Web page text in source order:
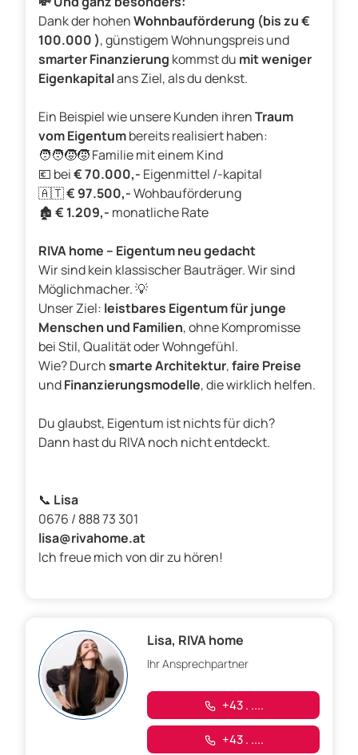
Dank der hohenWohnbauförderung (bis zu €
100.000 ), günstigem Wohnungspreis und
smarter Finanzierung kommst du mit weniger
Eigenkapitalans Ziel, als du denkst.
Ein Beispiel wie unsere Kunden ihrenTraum
vom Eigentumbereits realisiert haben:
🧑‍🧑‍🧒‍🧒 Familie mit einem Kind
💶 bei€ 70.000,- Eigenmittel /-kapital
🇦🇹€ 97.500,-Wohbauförderung
🏚️ € 1.209,- monatliche Rate
RIVA home – Eigentum neu gedacht
Wir sind kein klassischer Bauträger. Wir sind
Möglichmacher. 💡
Unser Ziel: leistbares Eigentum für junge
Menschen und Familien, ohne Kompromisse
bei Stil, Qualität oder Wohngefühl.
Wie? Durchsmarte Architektur,faire Preise
undFinanzierungsmodelle, die wirklich helfen.
Du glaubst, Eigentum ist nichts für dich?
Dann hast du RIVA noch nicht entdeckt.
📞 Lisa
0676 / 888 73 301
lisa@rivahome.at
Ich freue mich von dir zu hören!
Lisa, RIVA home
Ihr Ansprechpartner
+43 . ....
+43 . ....